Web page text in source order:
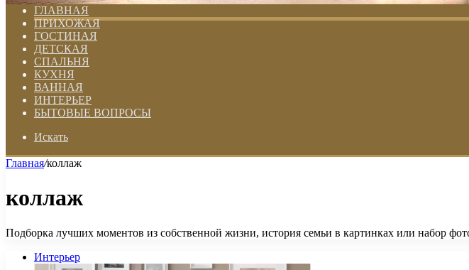
ГЛАВНАЯ
ПРИХОЖАЯ
ГОСТИНАЯ
ДЕТСКАЯ
СПАЛЬНЯ
КУХНЯ
ВАННАЯ
ИНТЕРЬЕР
БЫТОВЫЕ ВОПРОСЫ
Искать
Главная/коллаж
коллаж
Подборка лучших моментов из собственной жизни, история семьи в картинках или набор
Интерьер